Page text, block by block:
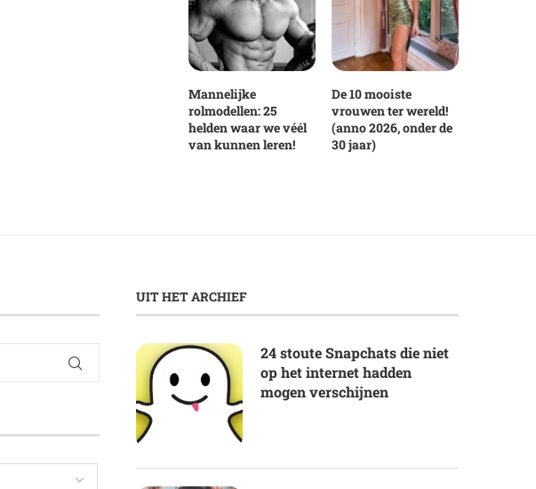
Mannelijke
rolmodellen: 25
helden waar we véél
van kunnen leren!
De 10 mooiste
vrouwen ter wereld!
(anno 2026, onder de
30 jaar)
UIT HET ARCHIEF
24 stoute Snapchats die niet
op het internet hadden
mogen verschijnen